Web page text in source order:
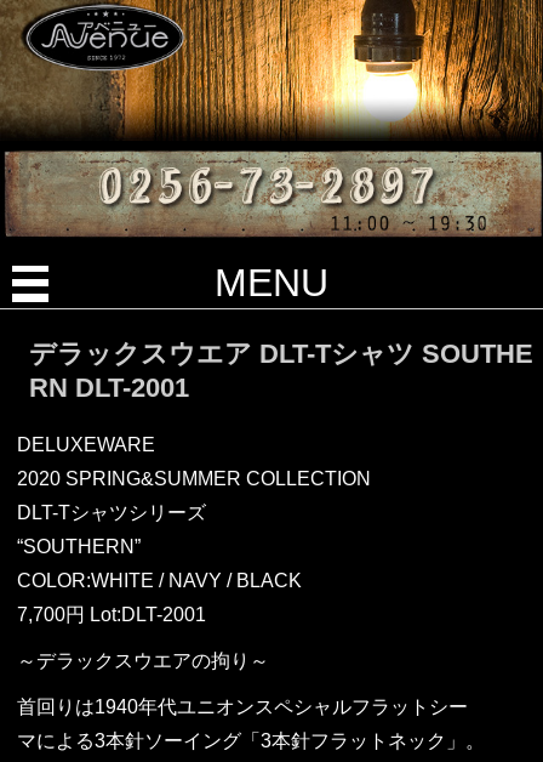
MENU
デラックスウエア DLT-Tシャツ SOUTHE
RN DLT-2001
DELUXEWARE
2020 SPRING&SUMMER COLLECTION
DLT-Tシャツシリーズ
“SOUTHERN”
COLOR:WHITE / NAVY / BLACK
7,700円 Lot:DLT-2001
～デラックスウエアの拘り～
首回りは1940年代ユニオンスペシャルフラットシー
マによる3本針ソーイング「3本針フラットネック」。